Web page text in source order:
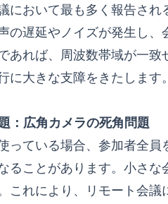
において最も多く報告さ
の遅延やノイズが発生し
あれば、周波数帯域が一
に大きな支障をきたしま
：広角カメラの死角問題
っている場合、参加者全
ることがあります。小さ
これにより、リモート会議